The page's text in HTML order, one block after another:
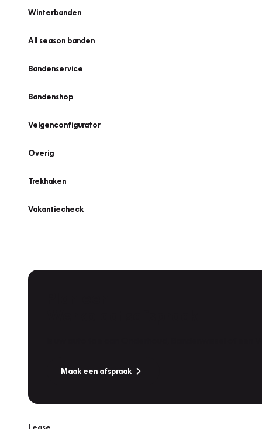
Winterbanden
All season banden
Bandenservice
Bandenshop
Velgenconfigurator
Overig
Trekhaken
Vakantiecheck
Maak een afspraak